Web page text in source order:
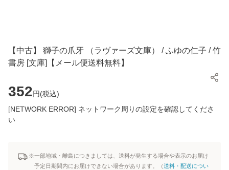
【中古】 獅子の爪牙 （ラヴァーズ文庫） / ふゆの仁子 / 竹
書房 [文庫]【メール便送料無料】
352円(税込)
[NETWORK ERROR] ネットワーク周りの設定を確認してくださ
い
※一部地域・離島につきましては、送料が発生する場合や表示のお届け
予定日期間内にお届けできない場合があります。（送料・配送につい